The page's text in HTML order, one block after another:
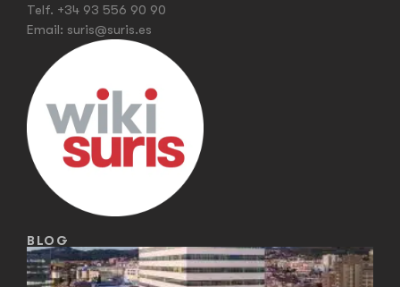
Telf. +34 93 556 90 90
Email: suris@suris.es
BLOG